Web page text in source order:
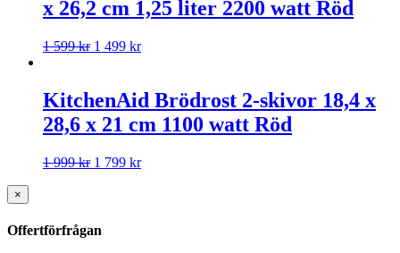
x 26,2 cm 1,25 liter 2200 watt Röd
1 599kr 1 499 kr
KitchenAid Brödrost 2-skivor 18,4 x
28,6 x 21 cm 1100 watt Röd
1 999kr 1 799 kr
×
Offertförfrågan